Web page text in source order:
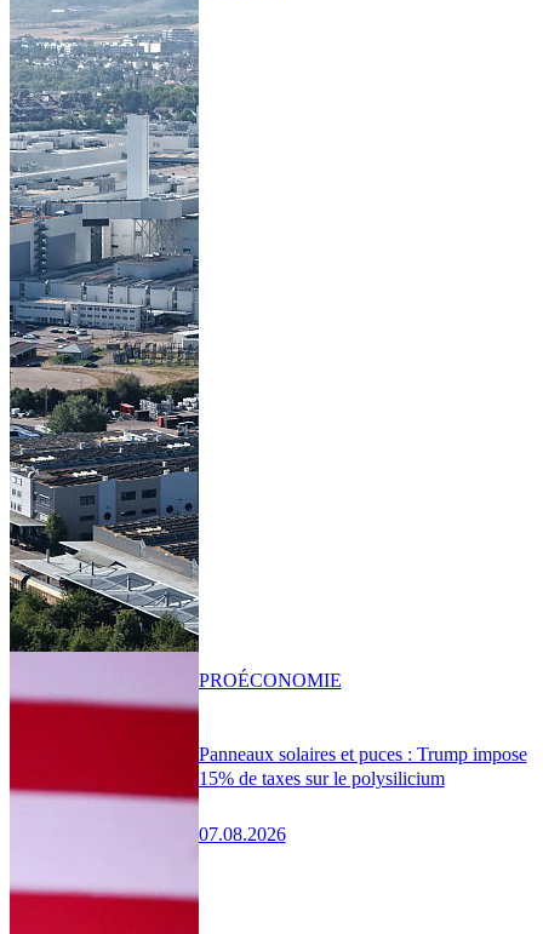
Panneaux solaires et puces : Trump impose
15% de taxes sur le polysilicium
07.08.2026
PROÉCONOMIE